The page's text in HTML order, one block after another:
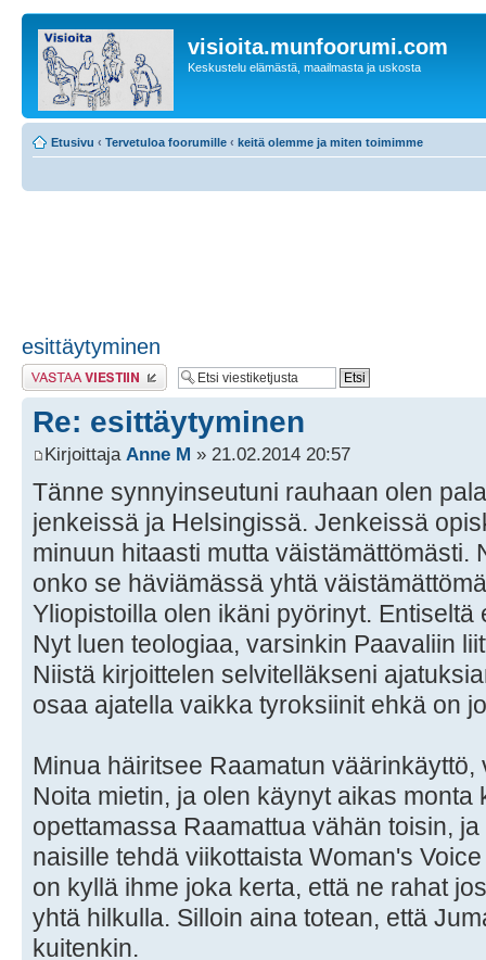
visioita.munfoorumi.com
Keskustelu elämästä, maailmasta ja uskosta
Etusivu ‹ Tervetuloa foorumille ‹ keitä olemme ja miten toimimme
esittäytyminen
Lähetä vastaus
Re: esittäytyminen
Kirjoittaja Anne M » 21.02.2014 20:57
Tänne synnyinseutuni rauhaan olen
jenkeissä ja Helsingissä. Jenkeissä
minuun hitaasti mutta väistämättömästi.
onko se häviämässä yhtä
Yliopistoilla olen ikäni pyörinyt.
Nyt luen teologiaa, varsinkin Paavaliin
Niistä kirjoittelen selvitelläkseni
osaa ajatella vaikka tyroksiinit ehkä on
Minua häiritsee Raamatun
Noita mietin, ja olen käynyt aikas monta
opettamassa Raamattua vähän toisin,
naisille tehdä viikottaista Woman's
on kyllä ihme joka kerta, että ne rahat
yhtä hilkulla. Silloin aina totean, että
kuitenkin.